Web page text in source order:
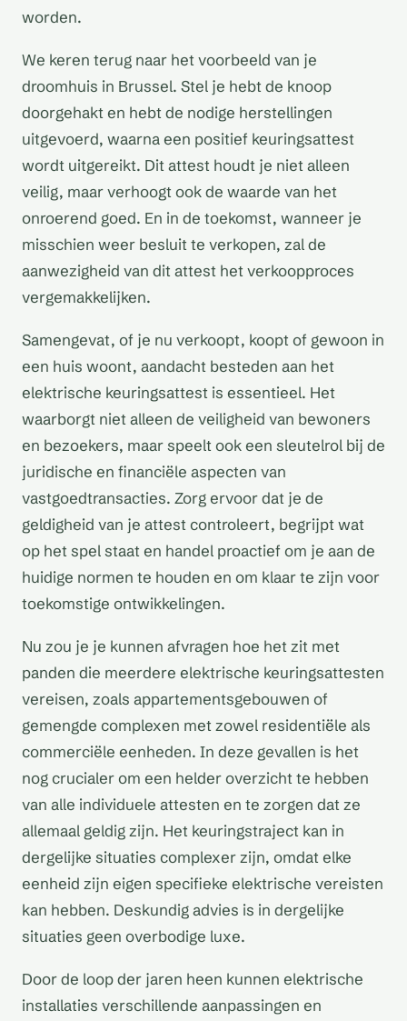
worden.
We keren terug naar het voorbeeld van je
droomhuis in Brussel. Stel je hebt de knoop
doorgehakt en hebt de nodige herstellingen
uitgevoerd, waarna een positief keuringsattest
wordt uitgereikt. Dit attest houdt je niet alleen
veilig, maar verhoogt ook de waarde van het
onroerend goed. En in de toekomst, wanneer je
misschien weer besluit te verkopen, zal de
aanwezigheid van dit attest het verkoopproces
vergemakkelijken.
Samengevat, of je nu verkoopt, koopt of gewoon in
een huis woont, aandacht besteden aan het
elektrische keuringsattest is essentieel. Het
waarborgt niet alleen de veiligheid van bewoners
en bezoekers, maar speelt ook een sleutelrol bij de
juridische en financiële aspecten van
vastgoedtransacties. Zorg ervoor dat je de
geldigheid van je attest controleert, begrijpt wat
op het spel staat en handel proactief om je aan de
huidige normen te houden en om klaar te zijn voor
toekomstige ontwikkelingen.
Nu zou je je kunnen afvragen hoe het zit met
panden die meerdere elektrische keuringsattesten
vereisen, zoals appartementsgebouwen of
gemengde complexen met zowel residentiële als
commerciële eenheden. In deze gevallen is het
nog crucialer om een helder overzicht te hebben
van alle individuele attesten en te zorgen dat ze
allemaal geldig zijn. Het keuringstraject kan in
dergelijke situaties complexer zijn, omdat elke
eenheid zijn eigen specifieke elektrische vereisten
kan hebben. Deskundig advies is in dergelijke
situaties geen overbodige luxe.
Door de loop der jaren heen kunnen elektrische
installaties verschillende aanpassingen en